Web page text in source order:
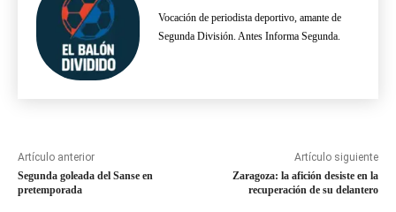
Vocación de periodista deportivo, amante de
Segunda División. Antes Informa Segunda.
Artículo anterior
Segunda goleada del Sanse en
pretemporada
Artículo siguiente
Zaragoza: la afición desiste en la
recuperación de su delantero